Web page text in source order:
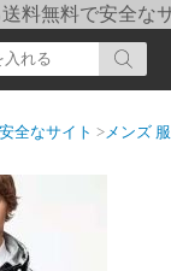
料無料で安全な
全なサイト >メンズ 服